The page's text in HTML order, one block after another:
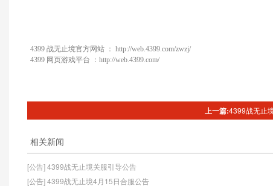
4399 战无止境官方网站 ： http://web.4399.com/zwzj/
4399 网页游戏平台 ： http://web.4399.com/
上一篇:4399战无止
相关新闻
[公告] 4399战无止境关服引导公告
[公告] 4399战无止境4月15日合服公告